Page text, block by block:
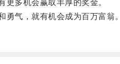
多机会赢取丰厚的奖金。
气，就有机会成为百万富翁。